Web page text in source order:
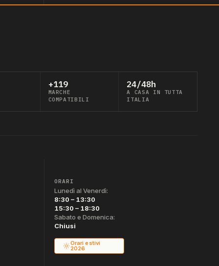
+119
MARCHE
COMPATIBILI
24/48h
A CASA IN TUTTA
ITALIA
ORARI
Lunedì al Venerdì:
8:30 – 13:30
15:30 – 18:30
Sabato e Domenica:
Chiusi
Orari estivi
2026